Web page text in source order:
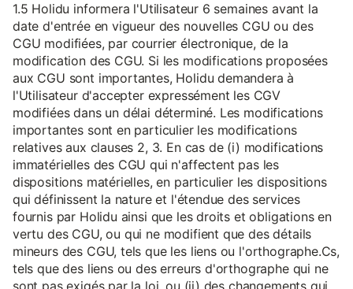
1.5 Holidu informera l'Utilisateur 6 semaines avant la
date d'entrée en vigueur des nouvelles CGU ou des
CGU modifiées, par courrier électronique, de la
modification des CGU. Si les modifications proposées
aux CGU sont importantes, Holidu demandera à
l'Utilisateur d'accepter expressément les CGV
modifiées dans un délai déterminé. Les modifications
importantes sont en particulier les modifications
relatives aux clauses 2, 3. En cas de (i) modifications
immatérielles des CGU qui n'affectent pas les
dispositions matérielles, en particulier les dispositions
qui définissent la nature et l'étendue des services
fournis par Holidu ainsi que les droits et obligations en
vertu des CGU, ou qui ne modifient que des détails
mineurs des CGU, tels que les liens ou l'orthographe.Cs,
tels que des liens ou des erreurs d'orthographe qui ne